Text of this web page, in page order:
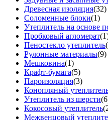
Древесная изоляция(32)
Соломенные блоки(1)
Утеплитель на основе
Пробковый агломерат
Пеностекло утеплитель
Рулонные материалы(9)
Мешковина(1)
Крафт-бумага(5)
Пароизоляция(3)
Конопляный
Утеплитель из шерсти
Кокосовый утеплитель
Межвенцовый